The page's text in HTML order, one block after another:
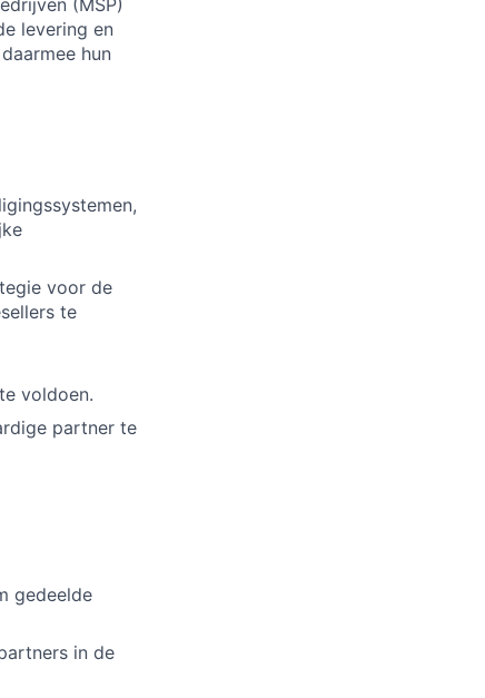
(MSP)
levering en
hun
voor de
te
voldoen.
partner te
gedeelde
in de